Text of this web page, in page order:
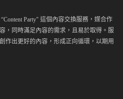
Party" 這個內容交換服務，媒合作
，同時滿足內容的需求，且易於取得。服
作出更好的內容，形成正向循環，以期用